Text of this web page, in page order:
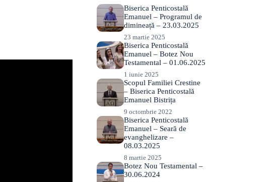
Biserica Penticostală
Emanuel – Programul de
dimineață – 23.03.2025
23 martie 2025
Biserica Penticostală
Emanuel – Botez Nou
Testamental – 01.06.2025
1 iunie 2025
Scopul Familiei Crestine
– Biserica Penticostală
Emanuel Bistrița
9 octombrie 2022
Biserica Penticostală
Emanuel – Seară de
evanghelizare –
08.03.2025
8 martie 2025
Botez Nou Testamental –
30.06.2024